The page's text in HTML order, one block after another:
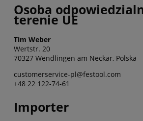
Osoba
terenie UE
Tim Weber
Wertstr. 20
70327 Wendlingen am Neckar, Polska
customerservice-pl@festool.com
+48 22 122-74-61
Importer